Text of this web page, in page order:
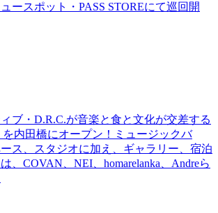
ースポット・PASS STOREにて巡回開
ブ・D.R.C.が⾳楽と⾷と⽂化が交差する
を内田橋にオープン！ミュージックバ
ス、スタジオに加え、ギャラリー、宿泊
、COVAN、NEI、homarelanka、Andreら